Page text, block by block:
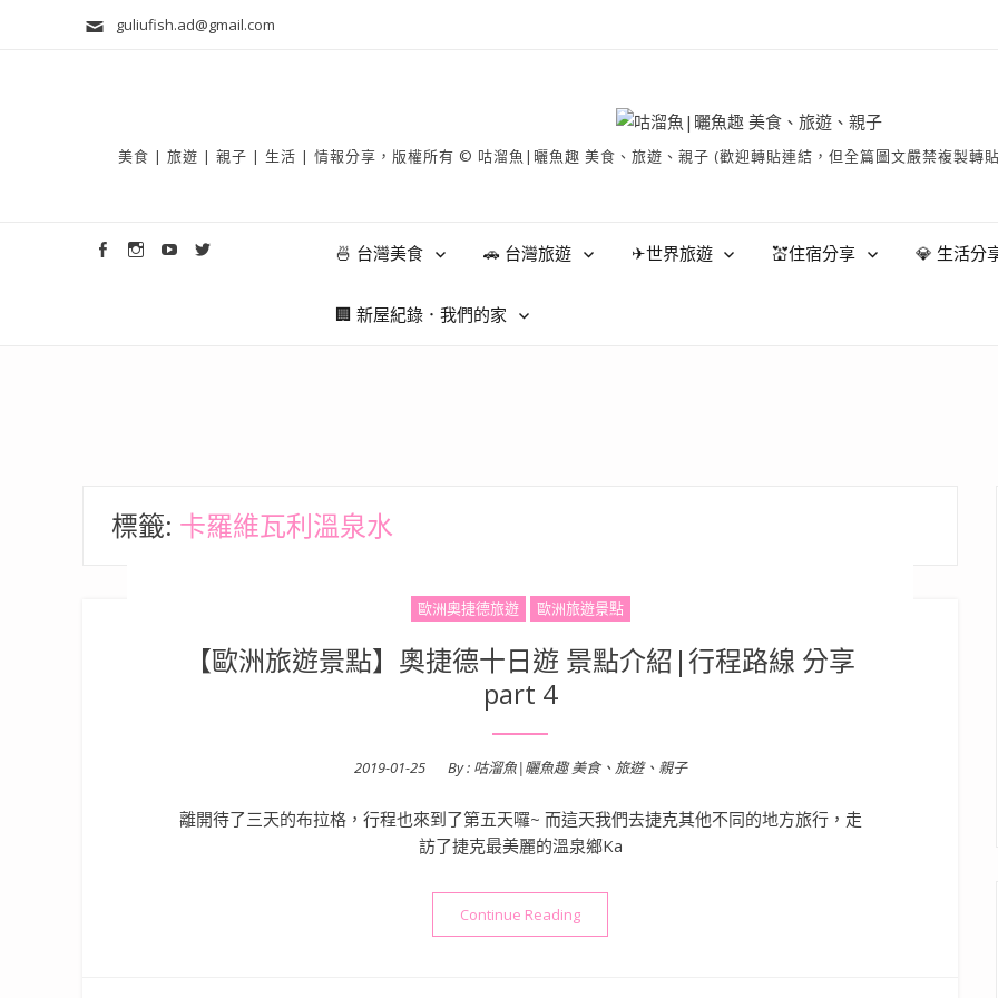
guliufish.ad@gmail.com
美食 | 旅遊 | 親子 | 生活 | 情報分享，版權所有 © 咕溜魚|曬魚趣 美食、旅遊、親子 (歡迎轉貼連結，但全篇圖文嚴禁複製轉
🍜 台灣美食 🚗 台灣旅遊 ✈世界旅遊 💒住宿分享 💎 生活分
🏢 新屋紀錄．我們的家
標籤: 卡羅維瓦利溫泉水
歐洲奧捷德旅遊 歐洲旅遊景點
【歐洲旅遊景點】奧捷德十日遊 景點介紹|行程路線 分享
part 4
Posted
2019-01-25 By : 咕溜魚|曬魚趣 美食、旅遊、親子
離開待了三天的布拉格，行程也來到了第五天囉~ 而這天我們去捷克其他不同的地方旅行，走
訪了捷克最美麗的溫泉鄉Ka
Continue Reading“【歐洲旅遊景點】奧捷德十日遊 景點介紹|行程路線 分享 part 4”